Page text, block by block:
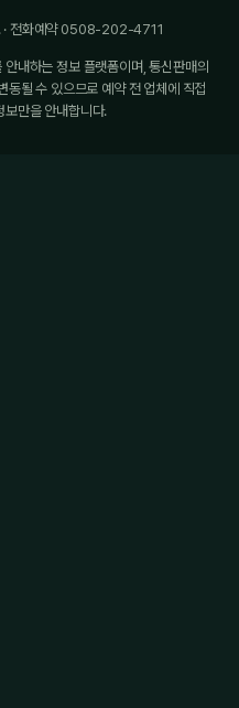
전화예약 0508-202-4711
내하는 정보 플랫폼이며, 통신판매의
동될 수 있으므로 예약 전 업체에 직접
보만을 안내합니다.